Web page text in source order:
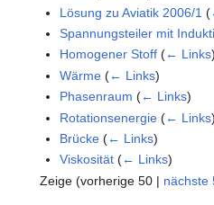
Lösung zu Aviatik 2006/1 (
Spannungsteiler mit
Homogener Stoff (← Links)
Wärme (← Links)
Phasenraum (← Links)
Rotationsenergie (← Links)
Brücke (← Links)
Viskosität (← Links)
Zeige (vorherige 50 | nächste